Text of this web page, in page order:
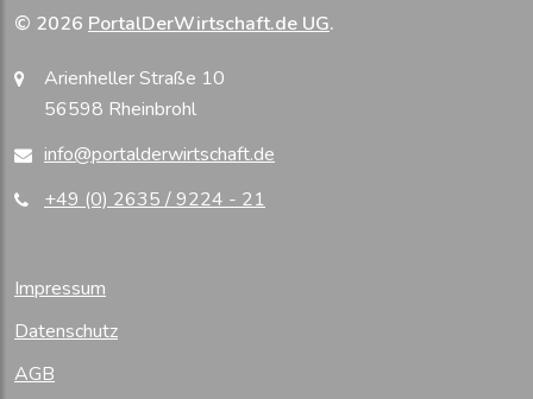
© 2026 PortalDerWirtschaft.de UG.
Arienheller Straße 10
56598 Rheinbrohl
info@portalderwirtschaft.de
+49 (0) 2635 / 9224 - 21
Impressum
Datenschutz
AGB